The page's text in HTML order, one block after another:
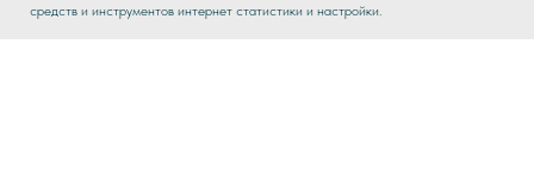
Каталог Распродажа Доставка
средств и инструментов интернет статистики и настройки.